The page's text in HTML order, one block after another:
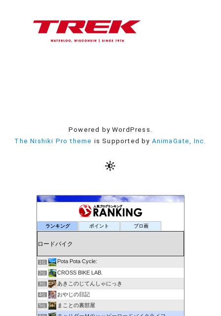
Powered by WordPress.
The Nishiki Pro theme is Supported by AnimaGate, Inc.
ランキング ポイント ブロ画
1位 Pota Pota Cycle:
2位 CROSS BIKE LAB.
3位 あきこのじてんしゃにっき
4位 おやじの日記
5位 まことの裏部屋